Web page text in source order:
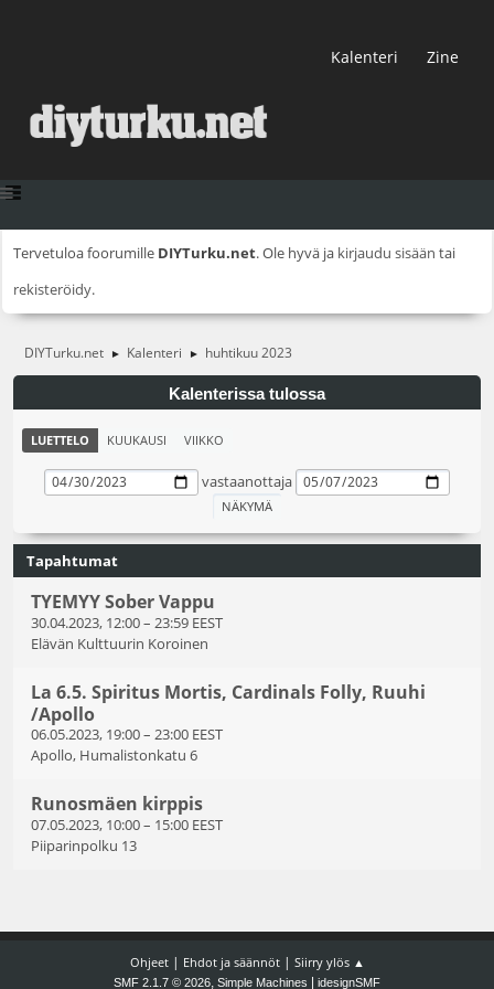
Kalenteri Zine
Tervetuloa foorumille DIYTurku.net. Ole hyvä ja kirjaudu sisään tai
rekisteröidy.
DIYTurku.net ► Kalenteri ► huhtikuu 2023
Kalenterissa tulossa
LUETTELO KUUKAUSI VIIKKO
vastaanottaja
Tapahtumat
TYEMYY Sober Vappu
30.04.2023, 12:00– 23:59 EEST
Elävän Kulttuurin Koroinen
La 6.5. Spiritus Mortis, Cardinals Folly, Ruuhi
/Apollo
06.05.2023, 19:00– 23:00 EEST
Apollo, Humalistonkatu 6
Runosmäen kirppis
07.05.2023, 10:00– 15:00 EEST
Piiparinpolku 13
Ohjeet| Ehdot ja säännöt| Siirry ylös ▲
SMF 2.1.7 © 2026, Simple Machines idesignSMF